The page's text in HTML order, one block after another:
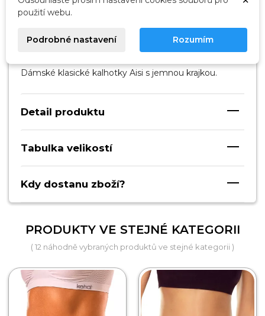
Popis
Dámské klasické kalhotky Aisi s jemnou krajkou.
Detail produktu
Tabulka velikostí
Kdy dostanu zboží?
PRODUKTY VE STEJNÉ KATEGORII
( 12 náhodně vybraných produktů ve stejné kategorii )
použití webu.
Podrobné nastavení Rozumím